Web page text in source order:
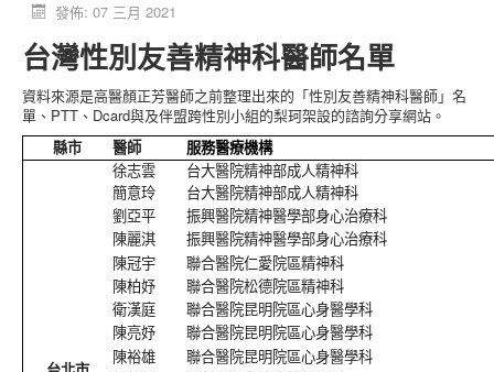
活動消息
資料庫
媒體庫
台灣專區
中國大陸專區
「跨樂園」交友平台
發佈: 07 三月 2021
台灣性別友善精神科醫師名單
資料來源是高醫顏正芳醫師之前整理出來的「性別友善精神科醫師」名
單、PTT、Dcard與及伴盟跨性別小組的梨珂架設的諮詢分享網站。
縣市 醫師 服務醫療機構
徐志雲
台大醫院精神部成人精神科
簡意玲
台大醫院精神部成人精神科
劉亞平
振興醫院精神醫學部身心治療科
陳麗淇
振興醫院精神醫學部身心治療科
陳冠宇
聯合醫院仁愛院區精神科
陳柏妤
聯合醫院松德院區精神科
衛漢庭
聯合醫院昆明院區心身醫學科
陳亮妤
聯合醫院昆明院區心身醫學科
陳裕雄
聯合醫院昆明院區心身醫學科